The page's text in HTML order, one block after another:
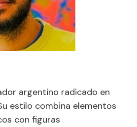
argentino radicado en
estilo combina elementos
con figuras